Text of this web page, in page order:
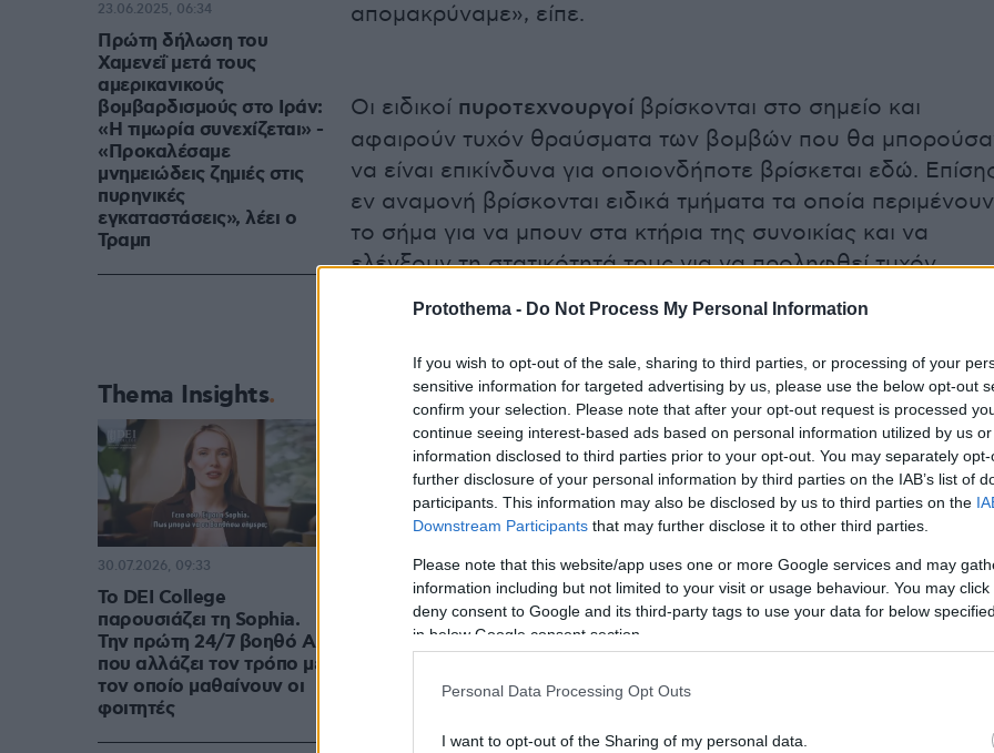
Protothema - Do Not Process My Personal Information
If you wish to opt-out of the sale, sharing to third parties, or processing of your
sensitive information for targeted advertising by us, please use the below opt-out
confirm your selection. Please note that after your opt-out request is processed
continue seeing interest-based ads based on personal information utilized by us
information disclosed to third parties prior to your opt-out. You may separately
further disclosure of your personal information by third parties on the IAB’s list of
participants. This information may also be disclosed by us to third parties on the
Downstream Participants that may further disclose it to other third parties.
Please note that this website/app uses one or more Google services and may
information including but not limited to your visit or usage behaviour. You may
deny consent to Google and its third-party tags to use your data for below
in below Google consent section.
Personal Data Processing Opt Outs
I want to opt-out of the Sharing of my personal data.
απομακρύναμε», είπε.
Οι ειδικοί πυροτεχνουργοίβρίσκονται στο σημείο και
αφαιρούν τυχόν θραύσματα των βομβών που θα
να είναι επικίνδυνα για οποιονδήποτε βρίσκεται εδώ.
εν αναμονή βρίσκονται ειδικά τμήματα τα οποία περιμένουν
το σήμα για να μπουν στα κτήρια της συνοικίας και να
ελέγξουν τη στατικότητά τους για να προληφθεί τυχόν
κατάρρευση αλλά και να διαπιστώσουν αν υπάρχει κάποιος
άλλος που χρειάζεται βοήθεια.
Πρώτη δήλωση του
Χαμενεΐ μετά τους
αμερικανικούς
βομβαρδισμούς στο Ιράν:
«Η τιμωρία συνεχίζεται» -
«Προκαλέσαμε
μνημειώδεις ζημιές στις
πυρηνικές
εγκαταστάσεις», λέει ο
Τραμπ
23.06.2025, 06:34
Thema Insights
Το DEI College
παρουσιάζει τη Sophia.
Την πρώτη 24/7 βοηθό AI
που αλλάζει τον τρόπο με
τον οποίο μαθαίνουν οι
φοιτητές
30.07.2026, 09:33